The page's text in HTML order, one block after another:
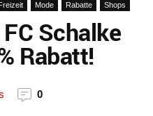
Mode Rabatte Shops
Schalke
Rabatt!
0